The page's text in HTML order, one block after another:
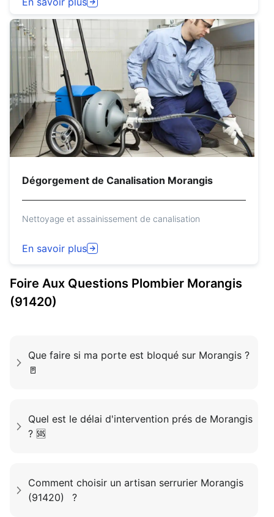
Dégorgement de Canalisation Morangis
Nettoyage et assainissement de canalisation
En savoir plus
Foire Aux Questions Plombier Morangis
(91420)
Que faire si ma porte est bloqué sur Morangis ?
🚪
Quel est le délai d'intervention prés de Morangis
? 🆘
Comment choisir un artisan serrurier Morangis
(91420) ?